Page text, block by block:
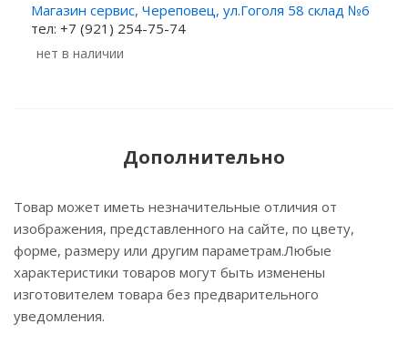
Магазин сервис, Череповец, ул.Гоголя 58 склад №6
тел: +7 (921) 254-75-74
Нет в наличии
Дополнительно
Товар может иметь незначительные отличия от
изображения, представленного на сайте, по цвету,
форме, размеру или другим параметрам.Любые
характеристики товаров могут быть изменены
изготовителем товара без предварительного
уведомления.